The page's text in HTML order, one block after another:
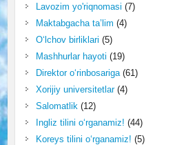
Lavozim yo'riqnomasi (7)
Maktabgacha ta’lim (4)
O‘lchov birliklari (5)
Mashhurlar hayoti (19)
Direktor o‘rinbosariga(61)
Xorijiy universitetlar(4)
Salomatlik (12)
Ingliz tilini o‘rganamiz! (44)
Koreys tilini o‘rganamiz! (5)